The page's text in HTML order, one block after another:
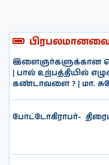
இளைஞர்களுக்கான
| பால் உற்பத்தியில்
கண்டாவளை ? | மா.
போட்டோகிராபர்-